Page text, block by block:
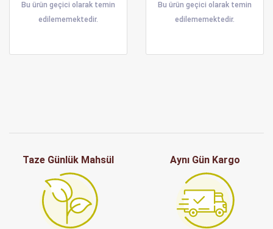
Bu ürün geçici olarak temin
edilememektedir.
Bu ürün geçici olarak temin
edilememektedir.
Taze Günlük Mahsül Aynı Gün Kargo